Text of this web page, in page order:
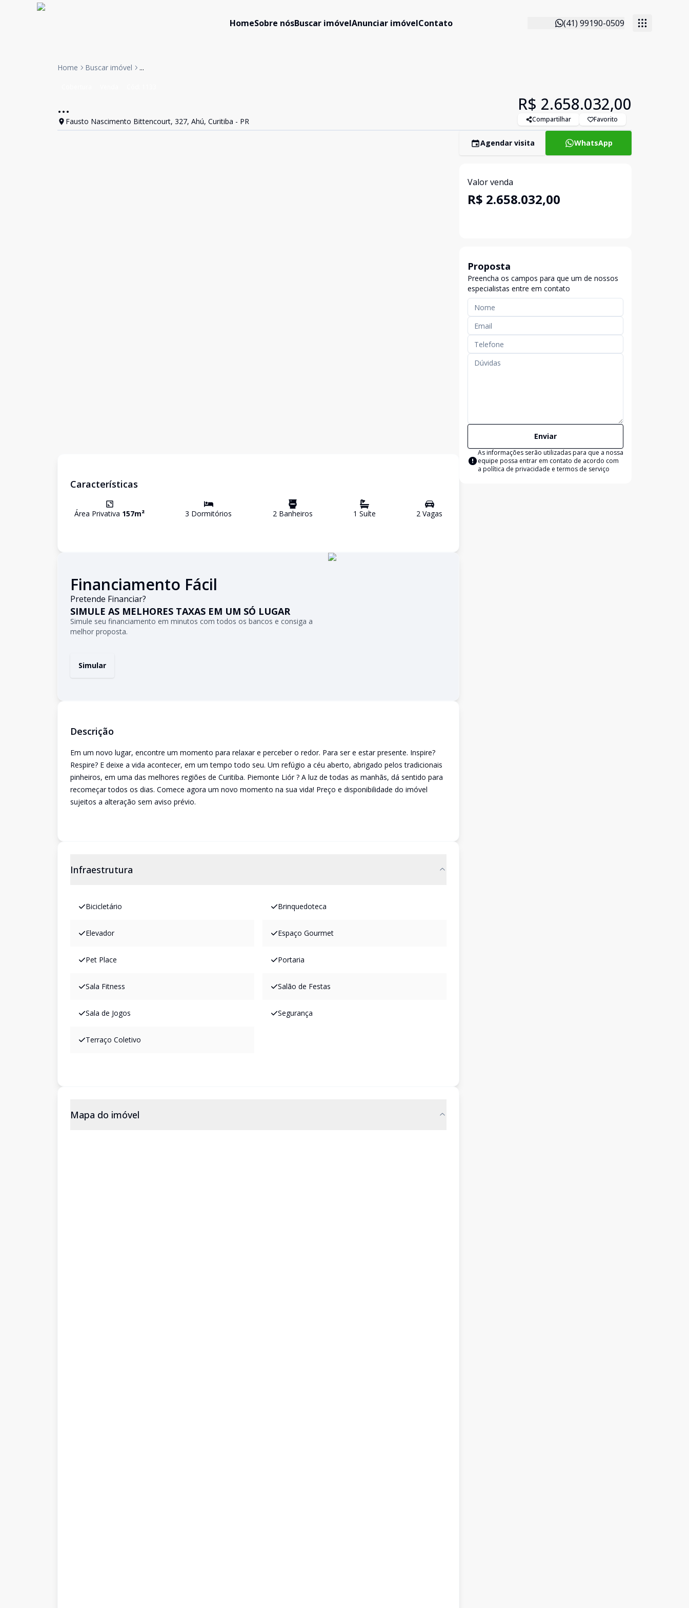
HomeSobre nósBuscar imóvelAnunciar imóvelContato (41) 99190-0509
Home Buscar imóvel ...
...
Fausto Nascimento Bittencourt, 327, Ahú, Curitiba - PR
R$ 2.658.032,00
Compartilhar Favorito
Características
Área Privativa 157m² 3 Dormitórios 2Banheiros 1 Suíte 2 Vagas
Financiamento Fácil
Pretende Financiar?
SIMULE AS MELHORES TAXAS EM UM SÓ LUGAR
Simule seu financiamento em minutos com todos os bancos e consiga a
melhor proposta.
Simular
Descrição
Em um novo lugar, encontre um momento para relaxar e perceber o redor. Para ser e estar presente. Inspire?
Respire? E deixe a vida acontecer, em um tempo todo seu. Um refúgio a céu aberto, abrigado pelos tradicionais
pinheiros, em uma das melhores regiões de Curitiba. Piemonte Liór ? A luz de todas as manhãs, dá sentido para
recomeçar todos os dias. Comece agora um novo momento na sua vida! Preço e disponibilidade do imóvel
sujeitos a alteração sem aviso prévio.
Infraestrutura
Bicicletário Brinquedoteca
Elevador Espaço Gourmet
Pet Place Portaria
Sala Fitness Salão de Festas
Sala de Jogos Segurança
Terraço Coletivo
Mapa do imóvel
Agendar visita WhatsApp
Valor venda
R$ 2.658.032,00
Proposta
Preencha os campos para que um de nossos
especialistas entre em contato
Enviar
As informações serão utilizadas para que a nossa
equipe possa entrar em contato de acordo com
a política de privacidade e termos de serviço